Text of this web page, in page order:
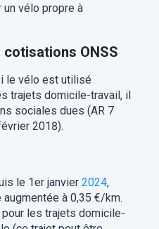
vélo propre à
ONSS
le vélo est utilisé
trajets domicile-travail, il
sociales dues (AR 7
2018).
le 1er janvier 2024,
à 0,35 €/km.
les trajets domicile-